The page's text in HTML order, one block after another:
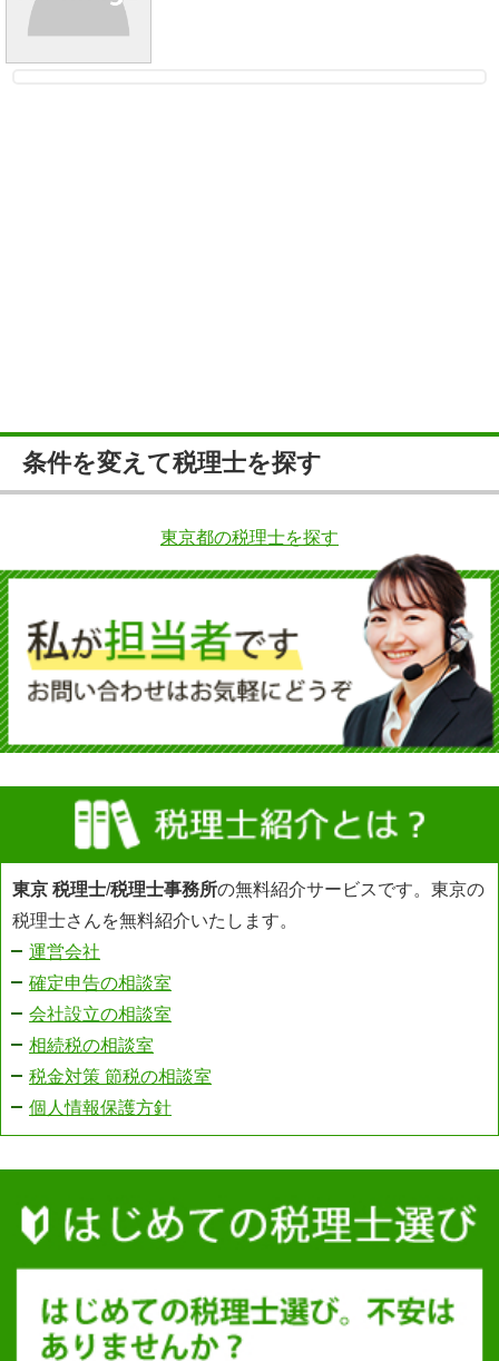
条件を変えて税理士を探す
東京都の税理士を探す
東京 税理士/税理士事務所の無料紹介サービスです。東京の
税理士さんを無料紹介いたします。
運営会社
確定申告の相談室
会社設立の相談室
相続税の相談室
税金対策 節税の相談室
個人情報保護方針